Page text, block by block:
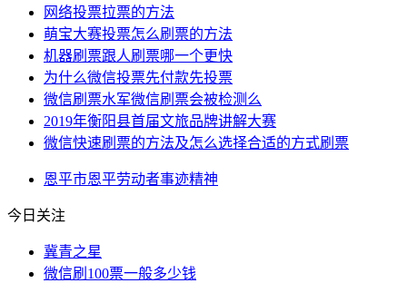
网络投票拉票的方法
萌宝大赛投票怎么刷票的方法
机器刷票跟人刷票哪一个更快
为什么微信投票先付款先投票
微信刷票水军微信刷票会被检测么
2019年衡阳县首届文旅品牌讲解大赛
微信快速刷票的方法及怎么选择合适的方式刷票
恩平市恩平劳动者事迹精神
今日关注
冀青之星
微信刷100票一般多少钱